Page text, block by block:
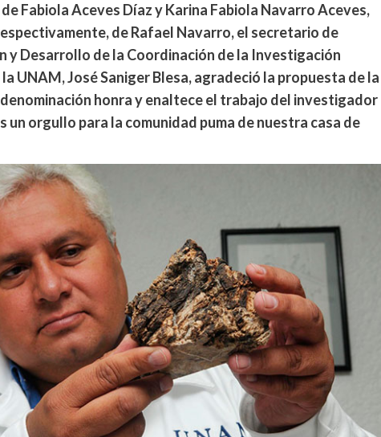
de Fabiola Aceves Díaz y Karina Fabiola Navarro Aceves,
de Rafael Navarro, el secretario de
y Desarrollo de la Coordinación de la Investigación
UNAM, José Saniger Blesa, agradeció la propuesta de la
denominación honra y enaltece el trabajo del investigador
un orgullo para la comunidad puma de nuestra casa de